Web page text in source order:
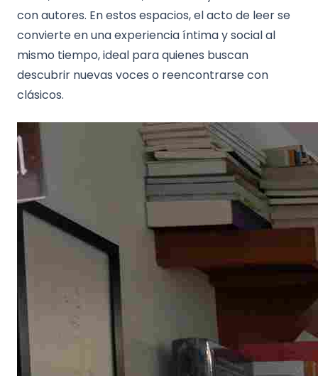
con autores. En estos espacios, el acto de leer se
convierte en una experiencia íntima y social al
mismo tiempo, ideal para quienes buscan
descubrir nuevas voces o reencontrarse con
clásicos.